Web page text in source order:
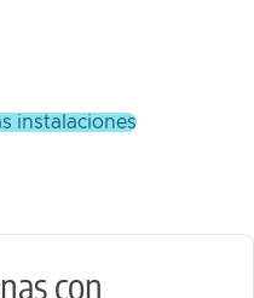
instalaciones
con